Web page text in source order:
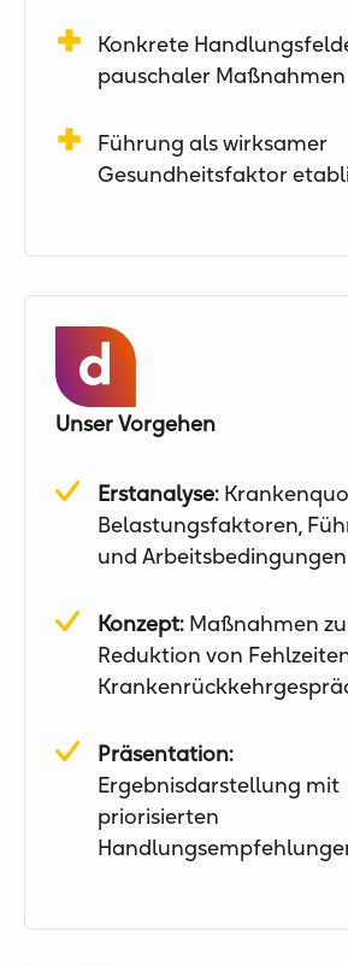
Konkrete
pauschaler Maßnahmen
Führung als wirksamer
Gesundheitsfaktor
Unser Vorgehen
Erstanalyse:
Belastungsfaktoren,
und Arbeitsbedingungen
Konzept: Maßnahmen
Reduktion von
Präsentation:
Ergebnisdarstellung mit
priorisierten